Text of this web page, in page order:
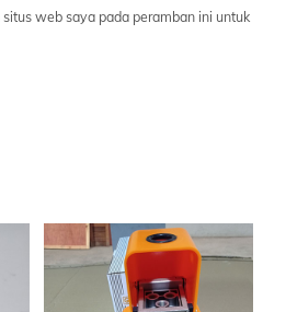
web saya pada peramban ini untuk